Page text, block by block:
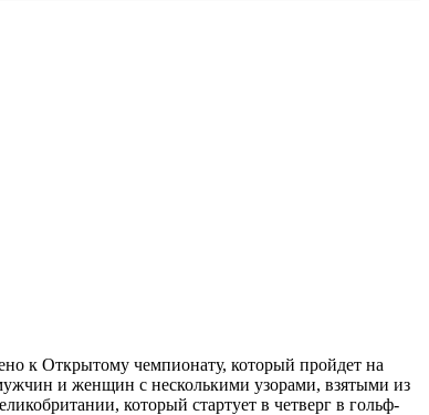
к Открытому чемпионату, который пройдет на
и женщин с несколькими узорами, взятыми из
который стартует в четверг в гольф-